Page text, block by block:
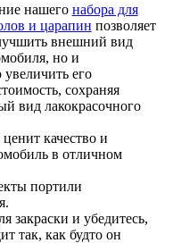
нашего набора для
и царапин позволяет
внешний вид
но и
увеличить его
сохраняя
вид лакокрасочного
качество и
в отличном
портили
закраски и убедитесь,
так, как будто он